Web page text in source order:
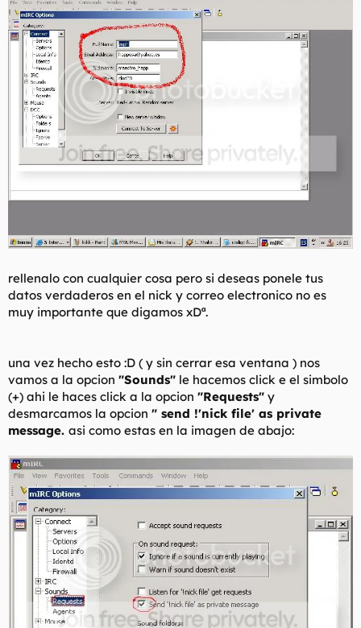
rellenalo con cualquier cosa pero si deseas ponele tus
datos verdaderos en el nick y correo electronico no es
muy importante que digamos xDª.
una vez hecho esto :D ( y sin cerrar esa ventana ) nos
vamos a la opcion "Sounds" le hacemos click e el simbolo
(+) ahi le haces click a la opcion "Requests" y
desmarcamos la opcion " send !'nick file' as private
message. asi como estas en la imagen de abajo: